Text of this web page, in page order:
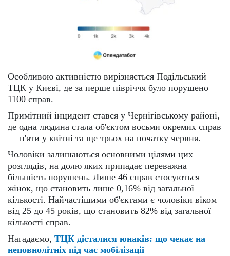
Особливою активністю вирізняється Подільський
ТЦК у Києві, де за перше півріччя було порушено
1100 справ.
Примітний інцидент стався у Чернігівському районі,
де одна людина стала об'єктом восьми окремих справ
— п'яти у квітні та ще трьох на початку червня.
Чоловіки залишаються основними цілями цих
розглядів, на долю яких припадає переважна
більшість порушень. Лише 46 справ стосуються
жінок, що становить лише 0,16% від загальної
кількості. Найчастішими об'єктами є чоловіки віком
від 25 до 45 років, що становить 82% від загальної
кількості справ.
Нагадаємо, ТЦК дісталися юнаків: що чекає на
неповнолітніх під час мобілізації